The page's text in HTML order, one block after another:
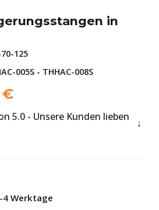
in
70-125
005S - THHAC-008S
€
5.0 - Unsere Kunden lieben
4 Werktage